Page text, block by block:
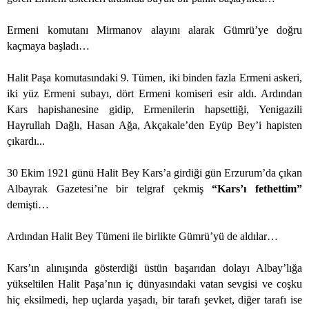
Ermeni komutanı Mirmanov alayını alarak Gümrü’ye doğru
kaçmaya başladı…
Halit Paşa komutasındaki 9. Tümen, iki binden fazla Ermeni askeri,
iki yüz Ermeni subayı, dört Ermeni komiseri esir aldı. Ardından
Kars hapishanesine gidip, Ermenilerin hapsettiği, Yenigazili
Hayrullah Dağlı, Hasan Ağa, Akçakale’den Eyüp Bey’i hapisten
çıkardı...
30 Ekim 1921 günü Halit Bey Kars’a girdiği gün Erzurum’da çıkan
Albayrak Gazetesi’ne bir telgraf çekmiş“Kars’ı fethettim”
demişti…
Ardından Halit Bey Tümeni ile birlikte Gümrü’yü de aldılar…
Kars’ın alınışında gösterdiği üstün başarıdan dolayı Albay’lığa
yükseltilen Halit Paşa’nın iç dünyasındaki vatan sevgisi ve coşku
hiç eksilmedi, hep uçlarda yaşadı, bir tarafı şevket, diğer tarafı ise